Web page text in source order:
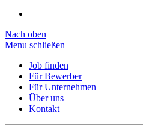
Nach oben
Menu schließen
Job finden
Für Bewerber
Für Unternehmen
Über uns
Kontakt